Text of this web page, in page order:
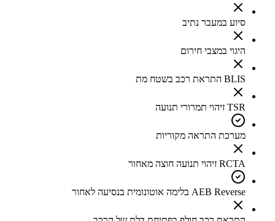
סיוע במעבר נתיב
היגוי במצבי חירום
BLIS התראת רכב בשטח מת
TSR זיהוי תמרורי תנועה
מערכת התראה מקוריות
RCTA זיהוי תנועה חוצה מאחור
AEB Reverse בלימה אוטונומית בנסיעה לאחור